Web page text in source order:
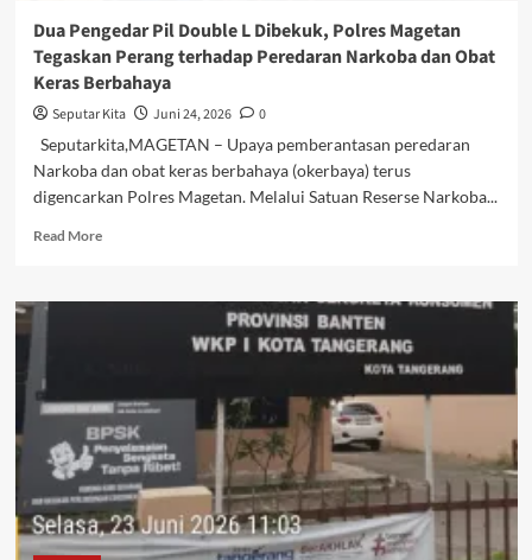
Dua Pengedar Pil Double L Dibekuk, Polres Magetan
Tegaskan Perang terhadap Peredaran Narkoba dan Obat
Keras Berbahaya
Seputar Kita Juni 24, 2026
0
Seputarkita,MAGETAN – Upaya pemberantasan peredaran
Narkoba dan obat keras berbahaya (okerbaya) terus
digencarkan Polres Magetan. Melalui Satuan Reserse Narkoba...
Read MoreRead
Dua
Dibekuk,
Polres
Magetan
Tegaskan
Perang
terhadap
Peredaran